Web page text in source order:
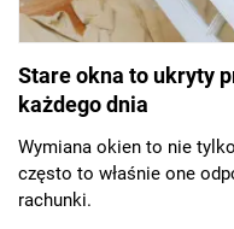
Stare okna to ukryty
każdego dnia
Wymiana okien to nie
często to właśnie one
rachunki.